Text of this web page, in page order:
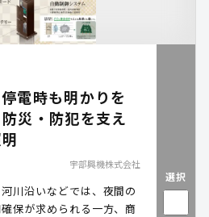
電時も明かりを
災・防犯を支え
宇部興機株式会社
川沿いなどでは、夜間の
保が求められる一方、商
選択